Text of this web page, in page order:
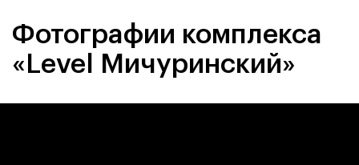
Фотографии комплекса
«Level Мичуринский»